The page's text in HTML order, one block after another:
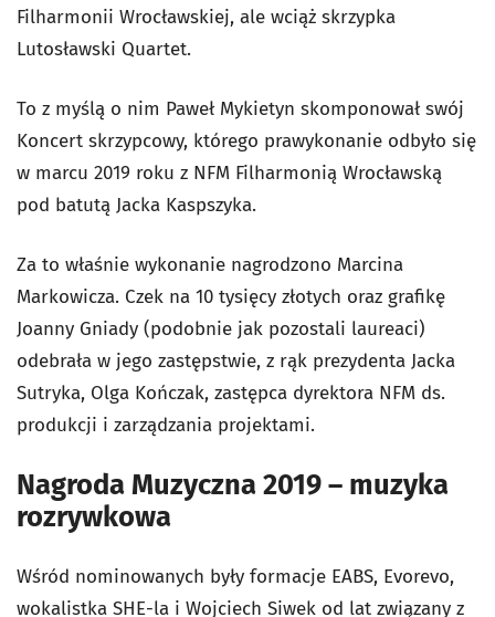
Filharmonii Wrocławskiej, ale wciąż skrzypka
Lutosławski Quartet.
To z myślą o nim Paweł Mykietyn skomponował swój
Koncert skrzypcowy, którego prawykonanie odbyło się
w marcu 2019 roku z NFM Filharmonią Wrocławską
pod batutą Jacka Kaspszyka.
Za to właśnie wykonanie nagrodzono Marcina
Markowicza. Czek na 10 tysięcy złotych oraz grafikę
Joanny Gniady (podobnie jak pozostali laureaci)
odebrała w jego zastępstwie, z rąk prezydenta Jacka
Sutryka, Olga Kończak, zastępca dyrektora NFM ds.
produkcji i zarządzania projektami.
Nagroda Muzyczna 2019 – muzyka
rozrywkowa
Wśród nominowanych były formacje EABS, Evorevo,
wokalistka SHE-la i Wojciech Siwek od lat związany z